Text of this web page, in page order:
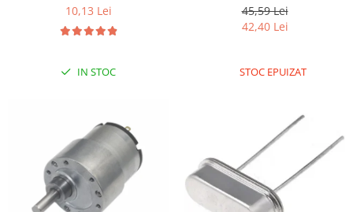
Breadboard
Cabluri
10,13 Lei
IN STOC
45,59 Lei
42,40 Lei
STOC EPUIZAT